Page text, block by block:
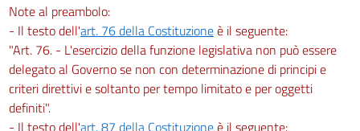
Note al preambolo:
- Il testo dell'art. 76 della Costituzioneè il seguente:
"Art. 76. - L'esercizio della funzione legislativa non può essere
delegato al Governo se non con determinazione di principi e
criteri direttivi e soltanto per tempo limitato e per oggetti
definiti".
- Il testo dell'art. 87 della Costituzioneè il seguente: